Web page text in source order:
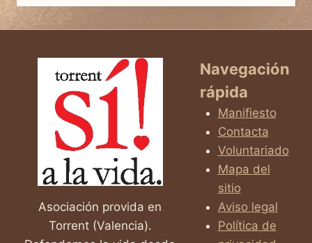
PANTALLA:
DIGITAL
MOLDEA
NUESTRAS
EMOCIONES
Y
EL
APRENDIZAJE
Asociación provida en
Torrent (Valencia).
Navegación
rápida
Manifiesto
Contacta
Voluntariado
Mapa del
sitio
Aviso legal
Política de